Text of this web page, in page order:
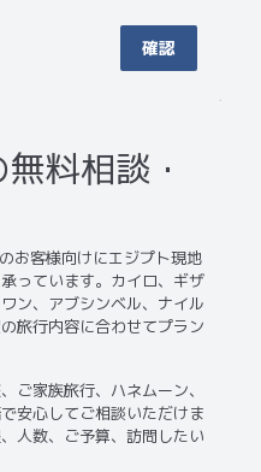
確認
料相談・
お客様向けにエジプト現地
っています。カイロ、ギザ
ン、アブシンベル、ナイル
旅行内容に合わせてプラン
ご家族旅行、ハネムーン、
安心してご相談いただけま
人数、ご予算、訪問したい